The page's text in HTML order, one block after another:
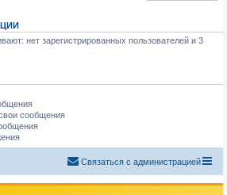
нет зарегистрированных пользователей и 3
сообщения
Связаться с администрацией